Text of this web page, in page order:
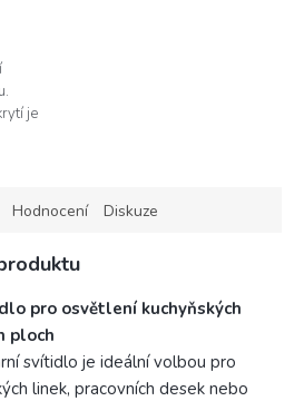
je
Hodnocení Diskuze
pro osvětlení kuchyňských
ploch
svítidlo je ideální volbou pro
linek, pracovních desek nebo